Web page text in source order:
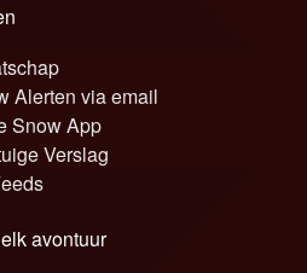
Alerten via email
Snow App
Verslag
elk avontuur